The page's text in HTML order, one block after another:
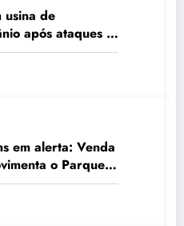
usina de
após ataques e
sobre
em alerta: Venda
o Parque